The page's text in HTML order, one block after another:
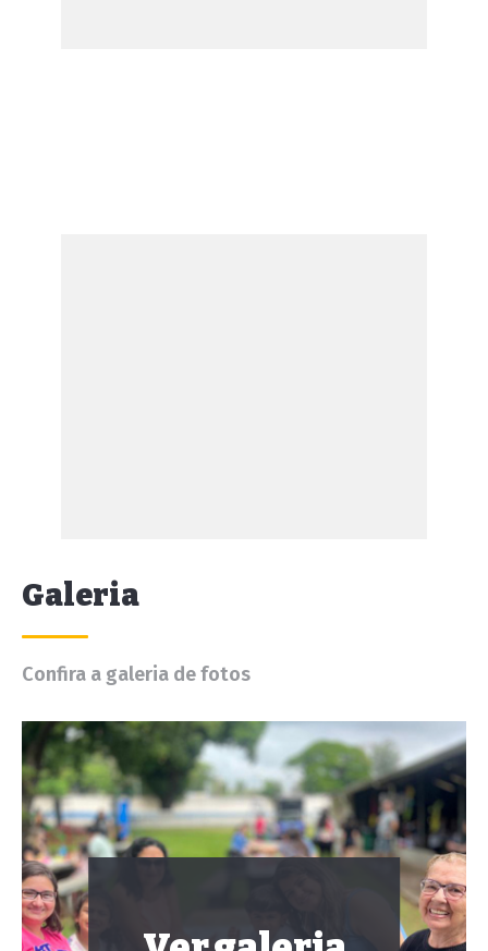
Galeria
Confira a galeria de fotos